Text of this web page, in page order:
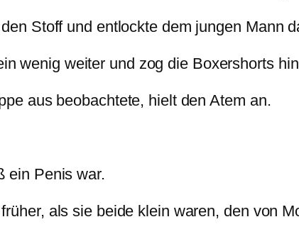
Stoff und entlockte dem jungen Mann
wenig weiter und zog die Boxershorts
aus beobachtete, hielt den Atem an.
ein Penis war.
als sie beide klein waren, den von